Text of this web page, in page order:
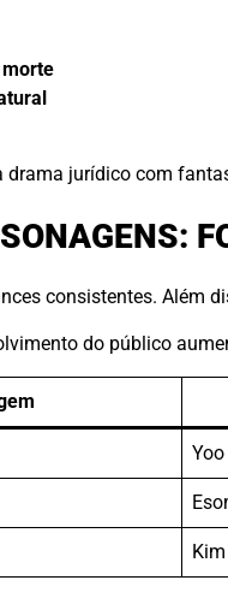
drama jurídico com
consistentes. Além
do público